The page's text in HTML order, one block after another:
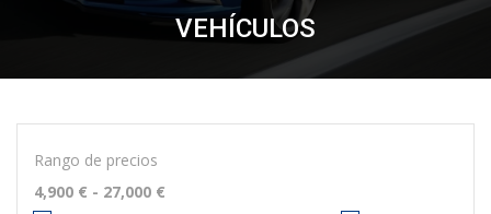
VEHÍCULOS
Rango de precios